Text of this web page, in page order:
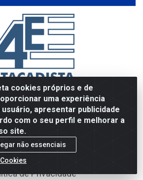
cookies próprios e de
uma experiência
apresentar publicidade
com o seu perfil e melhorar a
site.
não essenciais
Institucional
Quem Somos
Acesso (Tutorial)
trocas e garantia (SAC)
de Privacidade